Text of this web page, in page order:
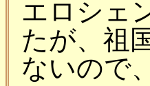
エロシェ
たが、祖
ないので